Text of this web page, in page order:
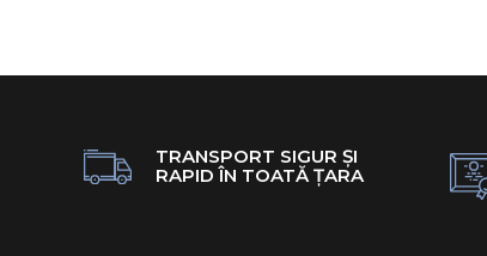
TRANSPORT SIGUR ȘI
RAPID ÎN TOATĂ ȚARA